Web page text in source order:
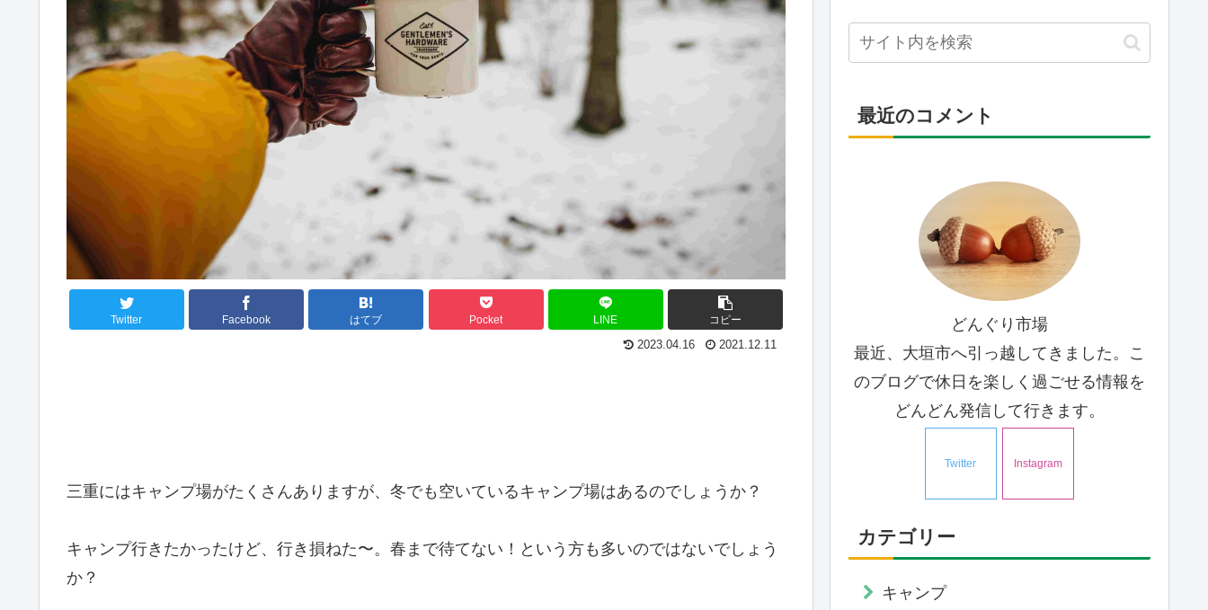
Twitter Facebook はてブ Pocket LINE コピー
2023.04.16 2021.12.11
三重にはキャンプ場がたくさんありますが、冬でも空いているキャンプ場はあるのでしょうか？
キャンプ行きたかったけど、行き損ねた〜。春まで待てない！という方も多いのではないでしょう
か？
最近のコメント
どんぐり市場
最近、大垣市へ引っ越してきました。こ
のブログで休日を楽しく過ごせる情報を
どんどん発信して行きます。
Twitter Instagram
カテゴリー
キャンプ